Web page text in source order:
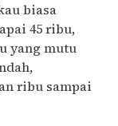
biasa
45 ribu,
yang mutu
ribu sampai